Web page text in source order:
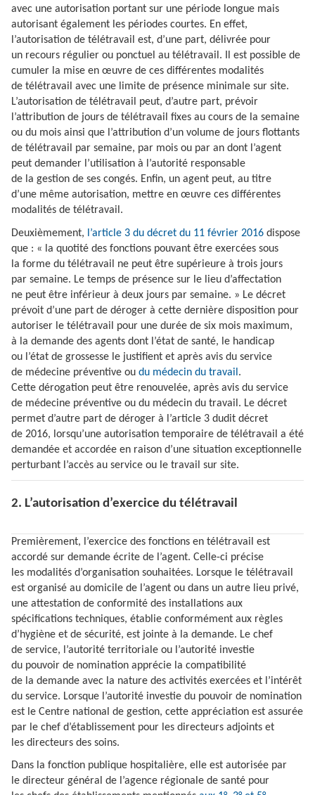
avec une autorisation portant sur une période longue mais
autorisant également les périodes courtes. En effet,
l’autorisation de télétravail est, d’une part, délivrée pour
un recours régulier ou ponctuel au télétravail. Il est possible de
cumuler la mise en œuvre de ces différentes modalités
de télétravail avec une limite de présence minimale sur site.
L’autorisation de télétravail peut, d’autre part, prévoir
l’attribution de jours de télétravail fixes au cours de la semaine
ou du mois ainsi que l’attribution d’un volume de jours flottants
de télétravail par semaine, par mois ou par an dont l’agent
peut demander l’utilisation à l’autorité responsable
de la gestion de ses congés. Enfin, un agent peut, au titre
d’une même autorisation, mettre en œuvre ces différentes
modalités de télétravail.
Deuxièmement, l’article 3 du décret du 11 février 2016 dispose
que : « la quotité des fonctions pouvant être exercées sous
la forme du télétravail ne peut être supérieure à trois jours
par semaine. Le temps de présence sur le lieu d’affectation
ne peut être inférieur à deux jours par semaine. » Le décret
prévoit d’une part de déroger à cette dernière disposition pour
autoriser le télétravail pour une durée de six mois maximum,
à la demande des agents dont l’état de santé, le handicap
ou l’état de grossesse le justifient et après avis du service
de médecine préventive ou du médecin du travail .
Cette dérogation peut être renouvelée, après avis du service
de médecine préventive ou du médecin du travail. Le décret
permet d’autre part de déroger à l’article 3 dudit décret
de 2016, lorsqu’une autorisation temporaire de télétravail a été
demandée et accordée en raison d’une situation exceptionnelle
perturbant l’accès au service ou le travail sur site.
2. L’autorisation d’exercice du télétravail
Premièrement, l’exercice des fonctions en télétravail est
accordé sur demande écrite de l’agent. Celle-ci précise
les modalités d’organisation souhaitées. Lorsque le télétravail
est organisé au domicile de l’agent ou dans un autre lieu privé,
une attestation de conformité des installations aux
spécifications techniques, établie conformément aux règles
d’hygiène et de sécurité, est jointe à la demande. Le chef
de service, l’autorité territoriale ou l’autorité investie
du pouvoir de nomination apprécie la compatibilité
de la demande avec la nature des activités exercées et l’intérêt
du service. Lorsque l’autorité investie du pouvoir de nomination
est le Centre national de gestion, cette appréciation est assurée
par le chef d’établissement pour les directeurs adjoints et
les directeurs des soins.
Dans la fonction publique hospitalière, elle est autorisée par
le directeur général de l’agence régionale de santé pour